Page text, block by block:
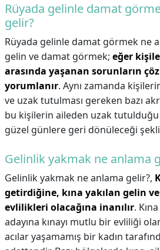
Rüyada gelinle damat
gelir?
Rüyada gelinle damat görmek ne
gelin ve damat görmek; eğer
arasında yaşanan sorunların
yorumlanır. Aynı zamanda
ve uzak tutulması gereken bazı
bu kişilerin aileden uzak
güzel günlere geri dönüleceği
Gelinlik yakmak ne anlama
Gelinlik yakmak ne anlama gelir?,
getirdiğine, kına yakılan gelin
evlilikleri olacağına inanılır.
adayına kınayı mutlu bir evliliği
acılar yaşamamış bir kadın